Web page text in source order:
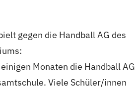
gegen die Handball AG des
Monaten die Handball AG
Viele Schüler/innen